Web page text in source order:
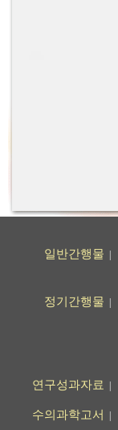
일반간행물
정기간행물
연구성과자료
수의과학고서